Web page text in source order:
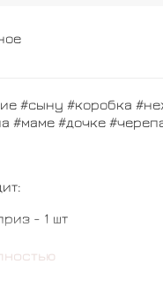
#сыну #коробка
#маме #дочке
- 1 шт